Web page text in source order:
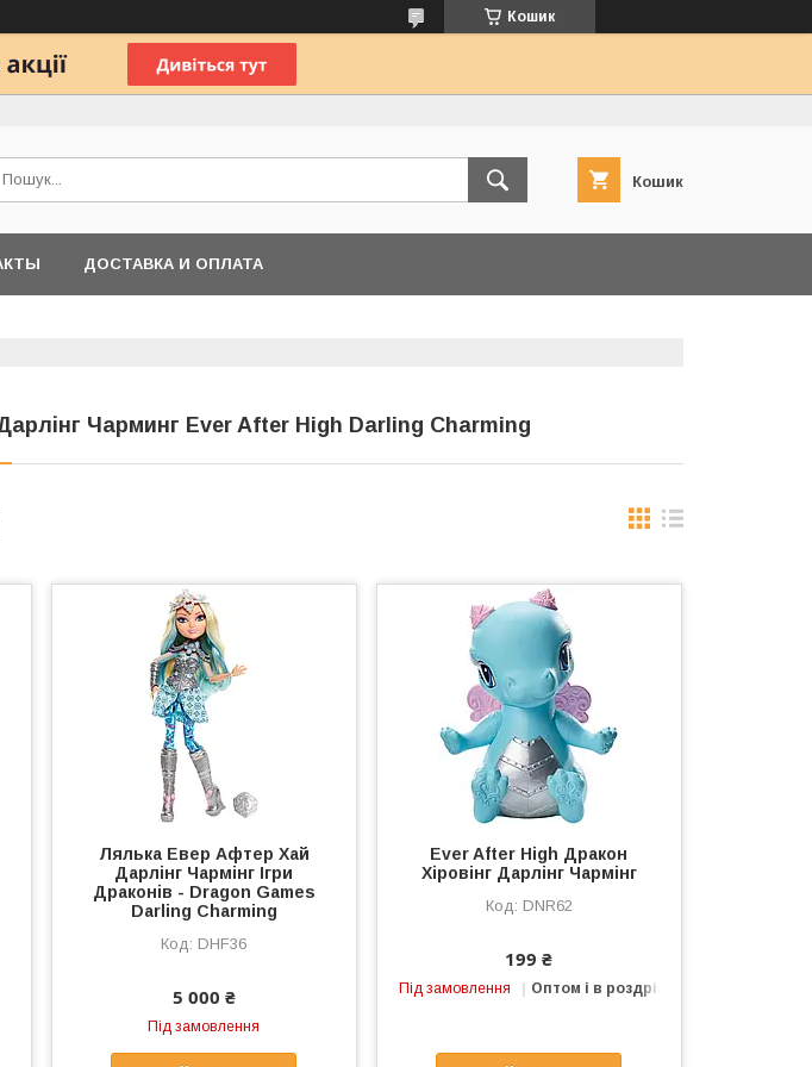
Кошик
Кошик
ДОСТАВКА И ОПЛАТА
Чарминг Ever After High Darling Charming
Лялька Евер Афтер Хай
Дарлінг Чармінг Ігри
Драконів - Dragon Games
Darling Charming
DHF36
5 000 ₴
Під замовлення
Ever After High Дракон
Хіровінг Дарлінг Чармінг
DNR62
199 ₴
Під замовлення Оптом і в роздріб